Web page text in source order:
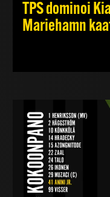
TPS dominoi
Mariehamn